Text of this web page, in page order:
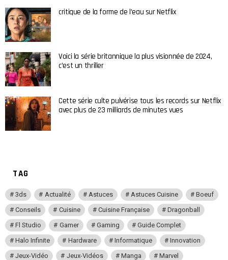
critique de la forme de l’eau sur Netflix
Voici la série britannique la plus visionnée de 2024,
c’est un thriller
Cette série culte pulvérise tous les records sur Netflix
avec plus de 23 milliards de minutes vues
TAG
3ds Actualité Astuces Astuces Cuisine
Boeuf
Conseils
Cuisine Cuisine Française
Dragonball
Fl Studio
Gamer Gaming
Guide Complet
Halo Infinite
Hardware Informatique
Innovation
Jeux-Vidéo
Jeux-Vidéos Manga
Marvel